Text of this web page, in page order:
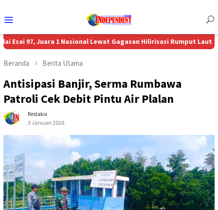
Mobile
Juara 1 Nasional Lewat Gagasan Hilirisasi Rumput Laut Aon
Beranda Berita Utama
Antisipasi Banjir, Serma Rumbawa
Patroli Cek Debit Pintu Air Plalan
Redaksi
3 Januari 2026